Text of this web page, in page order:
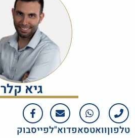
גיא קלר
טלפוןוואטסאפדוא"לפייסבוק